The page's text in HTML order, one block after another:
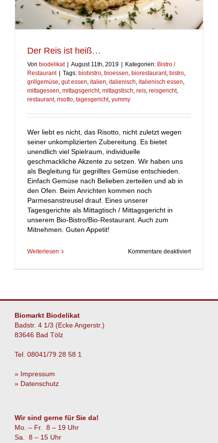
Der Reis ist heiß…
Von biodelikat August 11th, 2019 Kategorien: Bistro /
Restaurant
Tags: biobistro, bioessen, biorestaurant, bistro,
grillgemüse, gut essen, italien, italienisch, italienisch essen,
mittagessen, mittagsgericht, mittagstisch, reis, reisgericht,
restaurant, risotto, tagesgericht, yummy
Wer liebt es nicht, das Risotto, nicht zuletzt wegen
seiner unkomplizierten Zubereitung. Es bietet
unendlich viel Spielraum, individuelle
geschmackliche Akzente zu setzen. Wir haben uns
als Begleitung für gegrilltes Gemüse entschieden.
Einfach Gemüse nach Belieben zerteilen und ab in
den Ofen. Beim Anrichten kommen noch
Parmesanstreusel drauf. Eines unserer
Tagesgerichte als Mittagtisch / Mittagsgericht in
unserem Bio-Bistro/Bio-Restaurant. Auch zum
Mitnehmen. Guten Appetit!
Weiterlesen Kommentare deaktiviertfür
Biomarkt Biodelikat
Badstr. 4 1/3 (Ecke Angerstr.)
83646 Bad Tölz
Tel. 08041/79 28 58 1
» Impressum
» Datenschutz
Wir sind gerne für Sie da!
Mo. – Fr. 8 – 19 Uhr
Sa. 8 – 15 Uhr